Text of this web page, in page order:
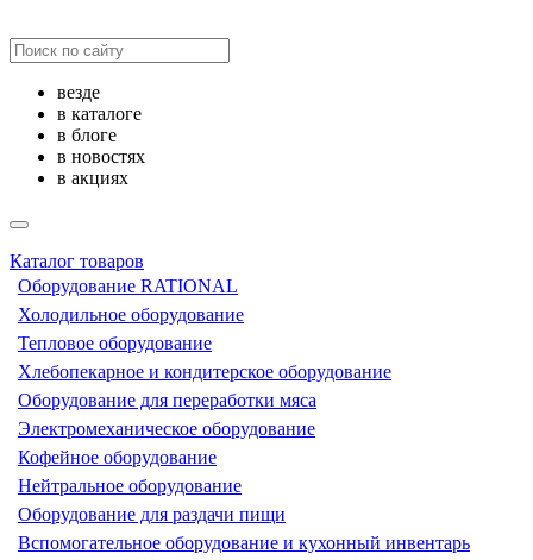
везде
в каталоге
в блоге
в новостях
в акциях
Каталог товаров
Оборудование RATIONAL
Холодильное оборудование
Тепловое оборудование
Хлебопекарное и кондитерское оборудование
Оборудование для переработки мяса
Электромеханическое оборудование
Кофейное оборудование
Нейтральное оборудование
Оборудование для раздачи пищи
Вспомогательное оборудование и кухонный инвентарь